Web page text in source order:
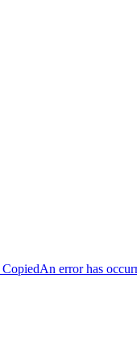
CopiedAn error has